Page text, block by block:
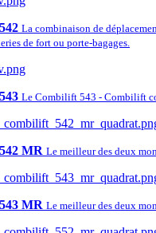
La combinaison de
de fort ou porte-bagages.
Le Combilift 543 - Combilift
MR Le meilleur des deux
MR Le meilleur des deux